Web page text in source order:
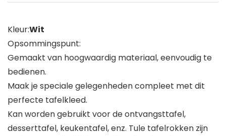
Kleur:Wit
Opsommingspunt:
Gemaakt van hoogwaardig materiaal, eenvoudig te
bedienen.
Maak je speciale gelegenheden compleet met dit
perfecte tafelkleed.
Kan worden gebruikt voor de ontvangsttafel,
desserttafel, keukentafel, enz. Tule tafelrokken zijn